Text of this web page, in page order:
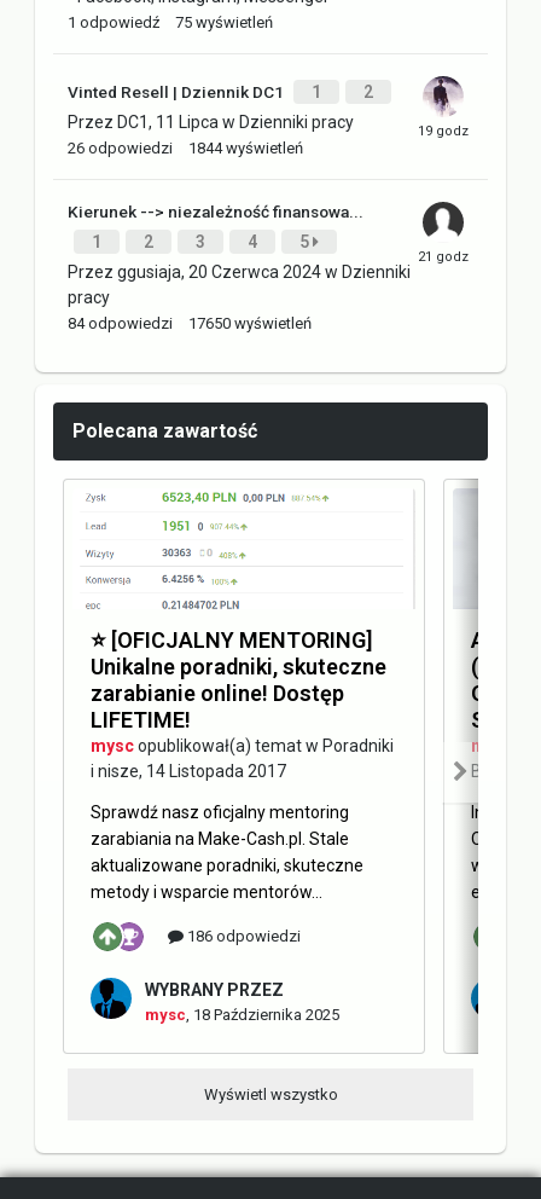
1 odpowiedź 75 wyświetleń
Vinted Resell | Dziennik DC1 1
2
Przez DC1, 11 Lipca w Dzienniki pracy
26 odpowiedzi 1844 wyświetleń
Kierunek --> niezależność finansowa...
1
2 3 4
5
Przez ggusiaja, 20 Czerwca 2024w Dzienniki
pracy
84 odpowiedzi 17650 wyświetleń
Polecana zawartość
⭐️ [OFICJALNY MENTORING]
Unikalne poradniki, skuteczne
zarabianie online! Dostęp
LIFETIME!
myscopublikował(a) temat w Poradniki
i nisze, 14 Listopada 2017
Sprawdź nasz oficjalny mentoring
zarabiania na Make-Cash.pl. Stale
aktualizowane poradniki, skuteczne
metody i wsparcie mentorów...
186 odpowiedzi
WYBRANY PRZEZ
mysc 18 Października 2025
(AEO)
SEO
mysc
Blog
Internet
Obecnie
w
Wyświetl wszystko